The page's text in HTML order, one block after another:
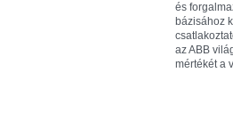
és
bázisához
az ABB
mértékét a